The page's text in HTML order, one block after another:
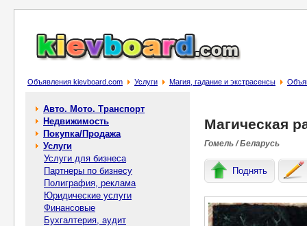
Объявления kievboard.com Услуги Магия, гадание и экстрасенсы
Авто. Мото. Транспорт
Недвижимость
Покупка/Продажа
Услуги
Услуги для бизнеса
Партнеры по бизнесу
Полиграфия, реклама
Юридические услуги
Финансовые
Бухгалтерия, аудит
Магическая
Гомель / Беларусь
Поднять